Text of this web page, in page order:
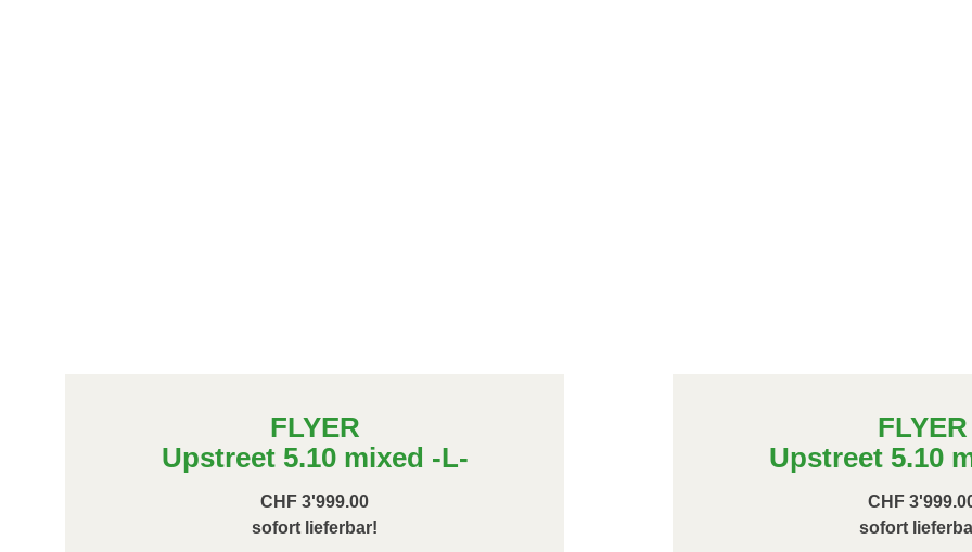
FLYER
Upstreet 5.10 mixed -L-
CHF 3'999.00
sofort lieferbar!
FLYER
Upstreet 5.10
CHF
sofort